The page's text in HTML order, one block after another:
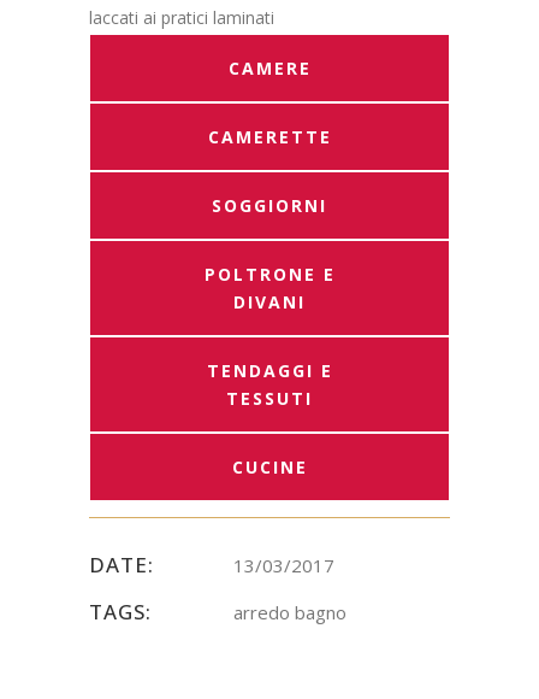
laccati ai pratici laminati
CAMERE
CAMERETTE
SOGGIORNI
POLTRONE E
DIVANI
TENDAGGI E
TESSUTI
CUCINE
DATE: 13/03/2017
TAGS: arredo bagno